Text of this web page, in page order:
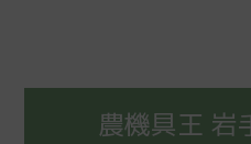
農機具王 岩